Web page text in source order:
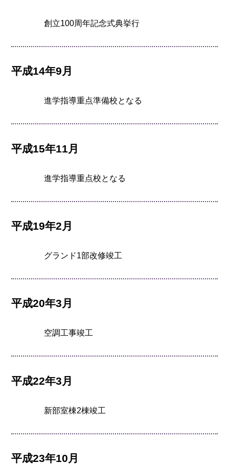
創立100周年記念式典挙行
平成14年9月
進学指導重点準備校となる
平成15年11月
進学指導重点校となる
平成19年2月
グランド1部改修竣工
平成20年3月
空調工事竣工
平成22年3月
新部室棟2棟竣工
平成23年10月